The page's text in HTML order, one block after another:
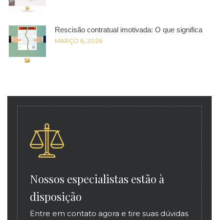
Rescisão contratual imotivada: O que significa
MARÇO 6, 2026
Nossos especialistas estão à
disposição
Entre em contato agora e tire suas dúvidas